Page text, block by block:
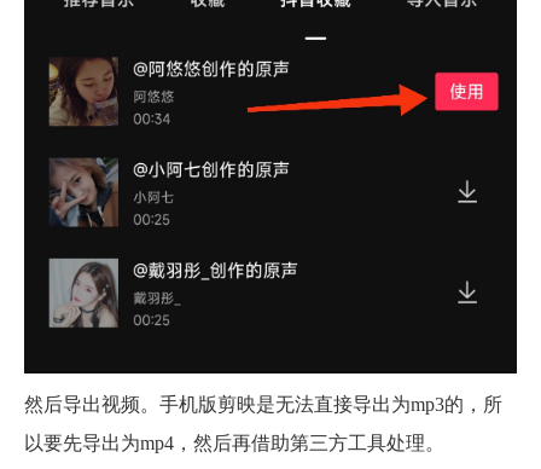
然后导出视频。手机版剪映是无法直接导出为mp3的，所
以要先导出为mp4，然后再借助第三方工具处理。